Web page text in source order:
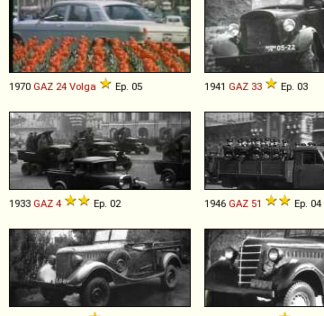
1970 GAZ 24 Volga Ep. 05 1941 GAZ 33 Ep. 03
1933 GAZ 4 Ep. 02 1946 GAZ 51 Ep. 04